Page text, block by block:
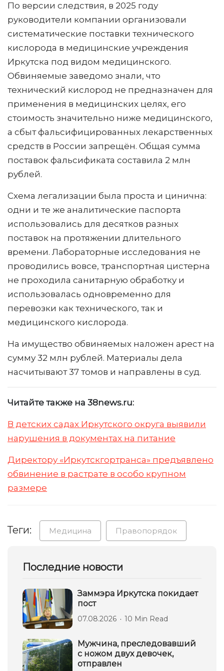
По версии следствия, в 2025 году
руководители компании организовали
систематические поставки технического
кислорода в медицинские учреждения
Иркутска под видом медицинского.
Обвиняемые заведомо знали, что
технический кислород не предназначен для
применения в медицинских целях, его
стоимость значительно ниже медицинского,
а сбыт фальсифицированных лекарственных
средств в России запрещён. Общая сумма
поставок фальсификата составила 2 млн
рублей.
Схема легализации была проста и цинична:
одни и те же аналитические паспорта
использовались для десятков разных
поставок на протяжении длительного
времени. Лабораторные исследования не
проводились вовсе, транспортная цистерна
не проходила санитарную обработку и
использовалась одновременно для
перевозки как технического, так и
медицинского кислорода.
На имущество обвиняемых наложен арест на
сумму 32 млн рублей. Материалы дела
насчитывают 37 томов и направлены в суд.
Читайте также на 38news.ru:
В детских садах Иркутского округа выявили
нарушения в документах на питание
Директору «Иркутскгортранса» предъявлено
обвинение в растрате в особо крупном
размере
Теги: Медицина Правопорядок
Последние новости
Заммэра Иркутска покидает
пост
07.08.2026 10 Min Read
Мужчина, преследовавший
с ножом двух девочек,
отправлен